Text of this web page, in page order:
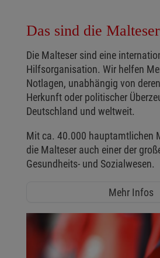
Das sind die Malteser
Die Malteser sind eine
Hilfsorganisation. Wir helfen
Notlagen, unabhängig von
Herkunft oder politischer
Deutschland und weltweit.
Mit ca. 40.000 hauptamtlichen
die Malteser auch einer der
Gesundheits- und Sozialwesen.
Mehr Infos